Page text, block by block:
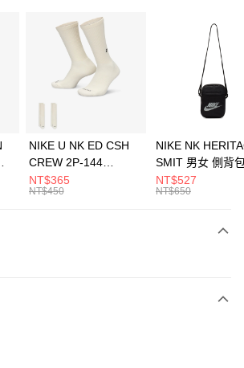
21家銀行
第一商業銀行
彰化商業銀行
」】
服務後，再付款。
帳流程】
先享後付」後，將跳轉至「AFTEE先享後付」
含以上)免運費
含以上)免運費
NIKE U NK ED CSH
CREW 2P-144
EMBRDY 男女 短統襪
FZ3073133
NT$365
NT$450
NIKE NK
SMIT 男女 側背
BA5871010
NT$527
NT$650